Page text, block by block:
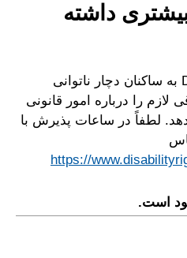
داشته
Disability Rights California به ساکنان دچار ناتوانی
لازم را درباره امور قانونی
لطفاً در ساعات پذیرش با
5746 تماس
https://
است.